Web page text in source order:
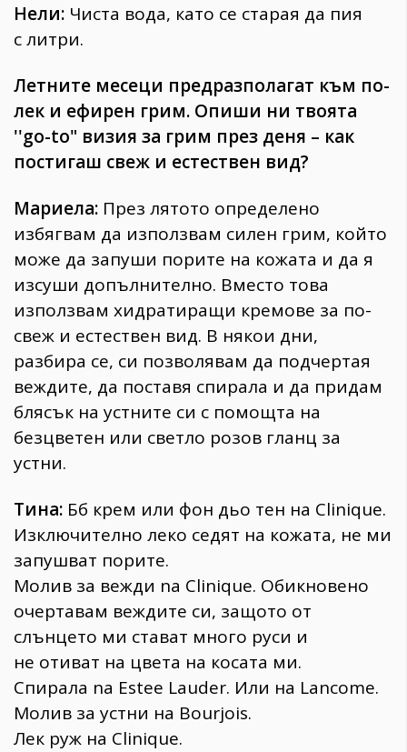
Нели: Чиста вода, като се старая да пия
с литри.
Летните месеци предразполагат към по-
лек и ефирен грим. Опиши ни твоята
''go-to" визия за грим през деня – как
постигаш свеж и естествен вид?
Мариела: През лятото определено
избягвам да използвам силен грим, който
може да запуши порите на кожата и да я
изсуши допълнително. Вместо това
използвам хидратиращи кремове за по-
свеж и естествен вид. В някои дни,
разбира се, си позволявам да подчертая
веждите, да поставя спирала и да придам
блясък на устните си с помощта на
безцветен или светло розов гланц за
устни.
Тина: Бб крем или фон дьо тен на Clinique.
Изключително леко седят на кожата, не ми
запушват порите.
Молив за вежди na Clinique. Обикновено
очертавам веждите си, защото от
слънцето ми стават много руси и
не отиват на цвета на косата ми.
Спирала na Estee Lauder. Или на Lancome.
Молив за устни на Bourjois.
Лек руж на Clinique.